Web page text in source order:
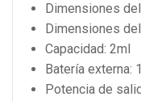
Dimensiones
Dimensiones
Capacidad: 2ml
Batería externa:
Potencia de